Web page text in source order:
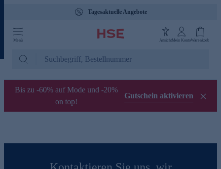
Tagesaktuelle Angebote
Menü AnsichtMein KontoWarenkorb
Bis zu -60% auf Mode und -20%
on top!
Gutschein aktivieren